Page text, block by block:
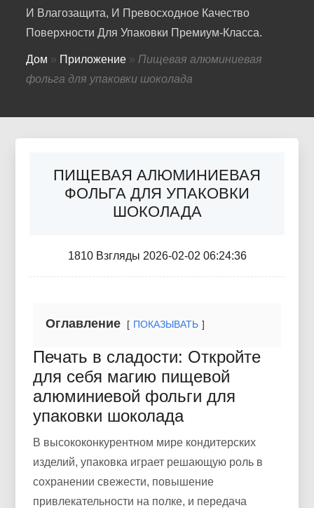
И Влагозащита, И Превосходное Качество
Поверхности Для Упаковки Премиум-Класса.
Дом » Приложение » Пищевая алюминиевая
фольга для упаковки шоколада
ПИЩЕВАЯ АЛЮМИНИЕВАЯ
ФОЛЬГА ДЛЯ УПАКОВКИ
ШОКОЛАДА
1810 Взгляды 2026-02-02 06:24:36
Оглавление ПОКАЗЫВАТЬ
Печать в сладости: Откройте
для себя магию пищевой
алюминиевой фольги для
упаковки шоколада
В высококонкурентном мире кондитерских
изделий, упаковка играет решающую роль в
сохранении свежести, повышение
привлекательности на полке, и передача